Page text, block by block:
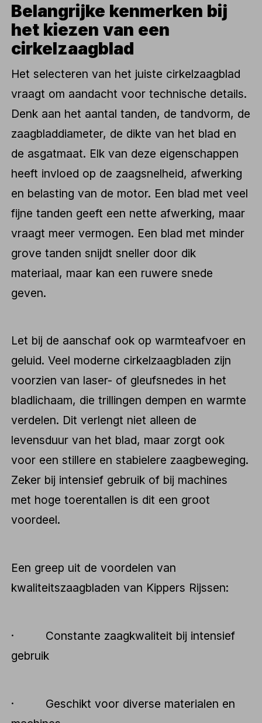
Belangrijke kenmerken bij
het kiezen van een
cirkelzaagblad
Het selecteren van het juiste cirkelzaagblad
vraagt om aandacht voor technische details.
Denk aan het aantal tanden, de tandvorm, de
zaagbladdiameter, de dikte van het blad en
de asgatmaat. Elk van deze eigenschappen
heeft invloed op de zaagsnelheid, afwerking
en belasting van de motor. Een blad met veel
fijne tanden geeft een nette afwerking, maar
vraagt meer vermogen. Een blad met minder
grove tanden snijdt sneller door dik
materiaal, maar kan een ruwere snede
geven.
Let bij de aanschaf ook op warmteafvoer en
geluid. Veel moderne cirkelzaagbladen zijn
voorzien van laser- of gleufsnedes in het
bladlichaam, die trillingen dempen en warmte
verdelen. Dit verlengt niet alleen de
levensduur van het blad, maar zorgt ook
voor een stillere en stabielere zaagbeweging.
Zeker bij intensief gebruik of bij machines
met hoge toerentallen is dit een groot
voordeel.
Een greep uit de voordelen van
kwaliteitszaagbladen van Kippers Rijssen:
· Constante zaagkwaliteit bij intensief
gebruik
· Geschikt voor diverse materialen en